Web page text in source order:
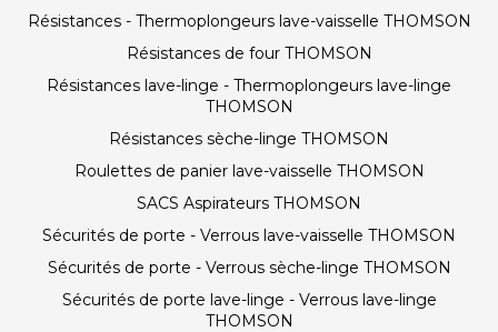
Résistances - Thermoplongeurs lave-vaisselle THOMSON
Résistances de four THOMSON
Résistances lave-linge - Thermoplongeurs lave-linge
THOMSON
Résistances sèche-linge THOMSON
Roulettes de panier lave-vaisselle THOMSON
SACS Aspirateurs THOMSON
Sécurités de porte - Verrous lave-vaisselle THOMSON
Sécurités de porte - Verrous sèche-linge THOMSON
Sécurités de porte lave-linge - Verrous lave-linge
THOMSON